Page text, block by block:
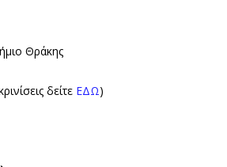
Θράκης
δείτε ΕΔΩ)